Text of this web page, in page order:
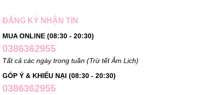
ĐĂNG KÝ NHẬN TIN
MUA ONLINE (08:30 - 20:30)
0386362955
Tất cả các ngày trong tuần (Trừ tết Âm Lịch)
GÓP Ý & KHIẾU NẠI (08:30 - 20:30)
0386362955